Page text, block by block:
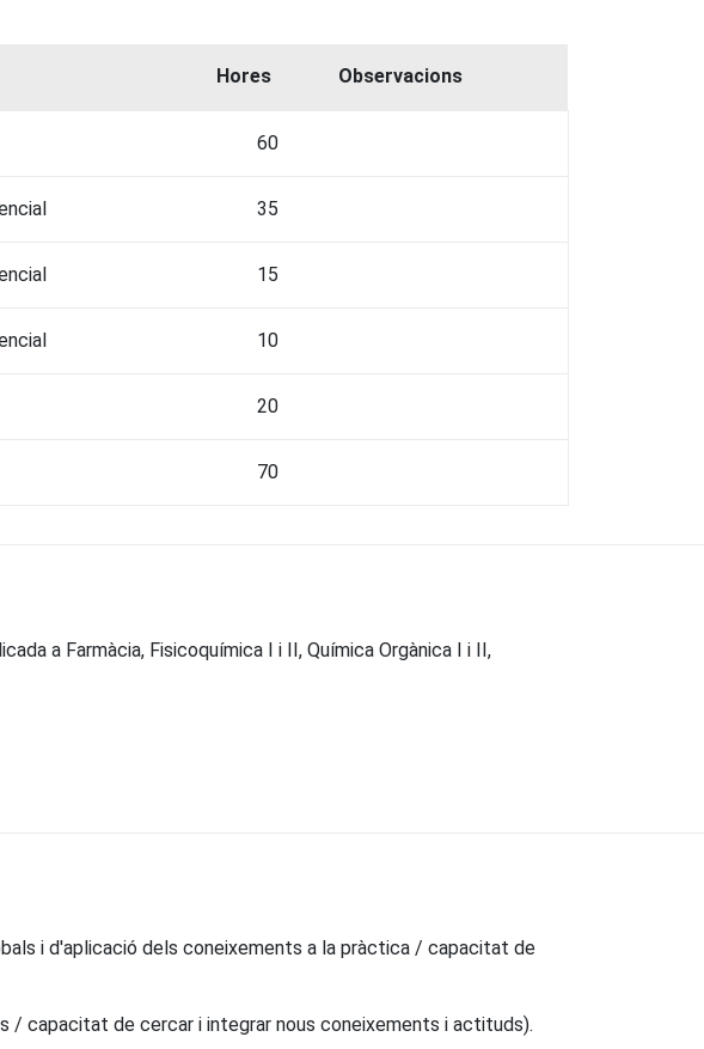
Hores Observacions
60
35
15
10
20
70
a Farmàcia, Fisicoquímica I i II, Química Orgànica I i II,
i d'aplicació dels coneixements a la pràctica / capacitat de
/ capacitat de cercar i integrar nous coneixements i actituds).